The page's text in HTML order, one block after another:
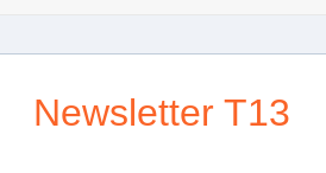
Newsletter T13